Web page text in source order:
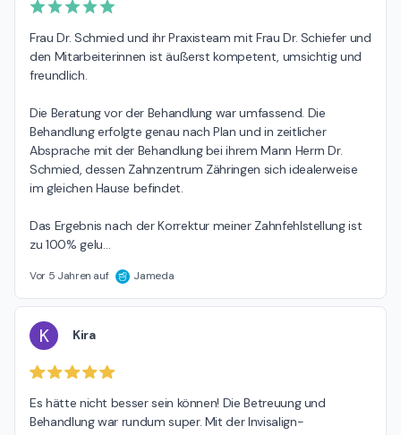
Frau Dr. Schmied und ihr Praxisteam mit Frau Dr. Schiefer und
den Mitarbeiterinnen ist äußerst kompetent, umsichtig und
freundlich.
Die Beratung vor der Behandlung war umfassend. Die
Behandlung erfolgte genau nach Plan und in zeitlicher
Absprache mit der Behandlung bei ihrem Mann Herrn Dr.
Schmied, dessen Zahnzentrum Zähringen sich idealerweise
im gleichen Hause befindet.
Das Ergebnis nach der Korrektur meiner Zahnfehlstellung ist
zu 100% gelu…
Vor 5 Jahren auf Jameda
K Kira
Es hätte nicht besser sein können! Die Betreuung und
Behandlung war rundum super. Mit der Invisalign-